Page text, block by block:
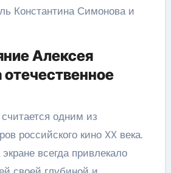
Константина Симонова и
Алексея
отечественное
одним из
российского кино XX века.
всегда привлекало